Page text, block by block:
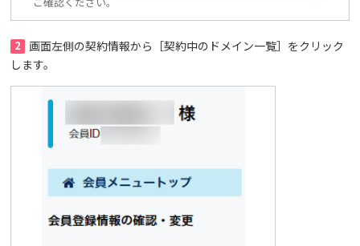
2
画面左側の契約情報から［契約中のドメイン一覧］をクリック
します。